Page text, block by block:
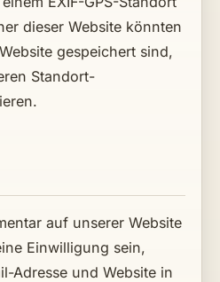
dieser Website könnten
gespeichert sind,
Standort-
auf unserer Website
Einwilligung sein,
Adresse und Website in